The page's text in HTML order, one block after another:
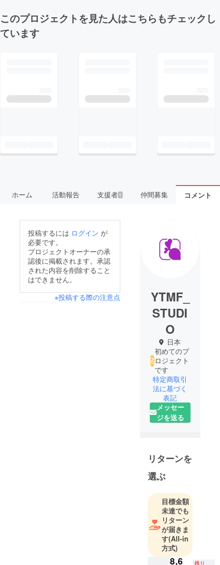
このプロジェクトを見た人はこちらもチェックし
ています
ホーム 活動報告 支援者 1 仲間募集 コメント
投稿するには ログイン が
必要です。
プロジェクトオーナーの承
認後に掲載されます。承認
された内容を削除すること
はできません。
※投稿する際の注意点
YTMF_
STUDI
O
日本
初めてのプ
ロジェクト
です
特定商取引
法に基づく
表記
メッセー
ジを送る
リターンを
選ぶ
目標金額
未達でも
リターン
が届きま
す(All-in
方式)
8,6 残り